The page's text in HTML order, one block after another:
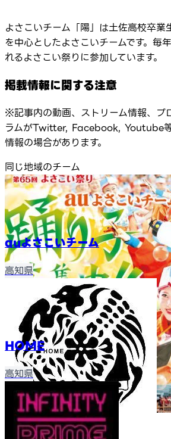
よさこいチーム「陽」は土佐高校卒
を中心としたよさこいチームです。毎
れるよさこい祭りに参加しています。
掲載情報に関する注意
※記事内の動画、ストリーム情報、プ
ラムがTwitter, Facebook, Youtube
情報の場合があります。
同じ地域のチーム
auよさこいチーム
高知県
HOME
高知県